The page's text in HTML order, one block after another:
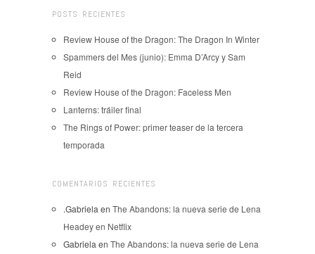
POSTS RECIENTES
Review House of the Dragon: The Dragon In Winter
Spammers del Mes (junio): Emma D’Arcy y Sam
Reid
Review House of the Dragon: Faceless Men
Lanterns: tráiler final
The Rings of Power: primer teaser de la tercera
temporada
COMENTARIOS RECIENTES
.Gabriela en The Abandons: la nueva serie de Lena
Headey en Netflix
Gabriela en The Abandons: la nueva serie de Lena